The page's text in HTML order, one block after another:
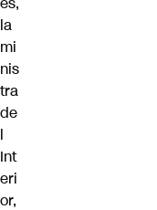
la
mi
nis
tra
de
l
Int
eri
or,